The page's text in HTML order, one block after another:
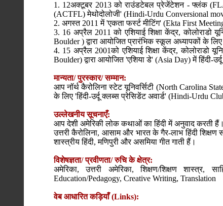
1. 12अक्टूबर 2013 को राउंडटेबल प्रेजेंटेशन - फ्लंक
(ACTFL) मेथोदोलोजी' (Hindi-Urdu Conversional
2. अगस्त 2011 में 'एकता फर्स्ट मीटिंग' (Ekta First
3. 16 अप्रैल 2011 को एशियाई शिक्षा केंद्र, कोलोराडो
Boulder ) द्वारा आयोजित प्रारंभिक स्कूल अध्यापकों के
4. 15 अप्रैल 2001को एशियाई शिक्षा केंद्र, कोलोराडो
Boulder) द्वारा आयोजित 'एशिया डे' (Asia Day) में हिंदी-
मान्यता/ पुरस्कार/ सम्मान:
आप नॉर्थ कैरोलिना स्टेट यूनिवर्सिटी (North Carolina
के लिए 'हिंदी-उर्दू क्लब्स प्रेसिडेंट अवार्ड' (Hindi-Urdu
उल्लेखनीय सूचनाएँ:
आप देशी अमेरिकी लोक कथाओं का हिंदी में अनुवाद करती
उत्तरी कैरोलिना, आसाम और भारत के गैर-लाभ हिंदी
शास्त्रीय हिंदी, मणिपुरी और असमिया गीत गाती हैं।
विशेषज्ञता/ प्रवीणता/ रुचि के क्षेत्र:
अमेरिका, उत्तरी अमेरिका, शिक्षण/शिक्षण शास्त्र,
Education/Pedagogy, Creative Writing, Translation
वेब आधारित कड़ियाँ (Links):